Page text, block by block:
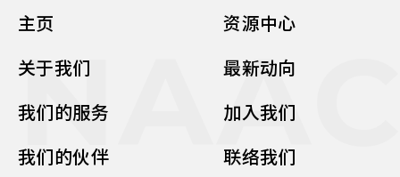
主页
关于我们
我们的服务
我们的伙伴
资源中心
最新动向
加入我们
联络我们